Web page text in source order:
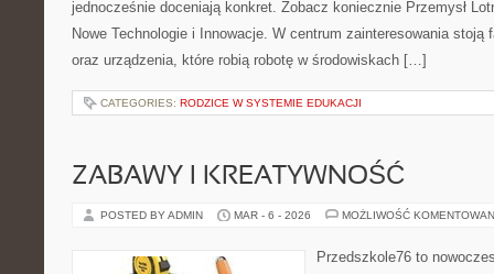
jednocześnie doceniają konkret. Zobacz koniecznie Przemysł
Nowe Technologie i Innowacje. W centrum zainteresowania
oraz urządzenia, które robią robotę w środowiskach […]
CATEGORIES: RODZICE W SYSTEMIE EDUKACJI
ZABAWY I KREATYWNOŚĆ
POSTED BY ADMIN MAR - 6 - 2026 MOŻLIWOŚĆ
Przedszkole76 to